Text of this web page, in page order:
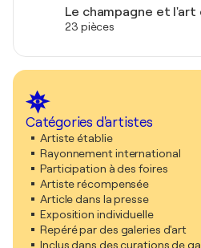
Le champagne et
23 pièces
Catégories d'artistes
Artiste établie
Rayonnement international
Participation à des foires
Artiste récompensée
Article dans la presse
Exposition individuelle
Repéré par des galeries d'art
Inclus dans des curations de